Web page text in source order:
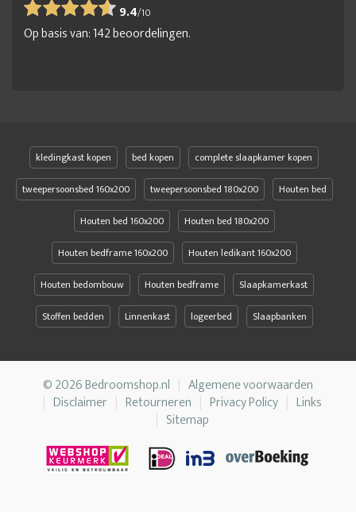
9.4/10
Op basis van:142beoordelingen.
kledingkast kopen bed kopen
complete slaapkamer kopen
tweepersoonsbed 160x200
tweepersoonsbed 180x200
Houten bed
Houten bed 160x200
Houten bed 180x200
Houten bedframe 160x200
Houten ledikant 160x200
Houten bedombouw
Houten bedframe
Slaapkamerkast
Stoffen bedden
Linnenkast logeerbed Slaapbanken
© 2026 Bedroomshop.nl
Algemene voorwaarden
Disclaimer
Retourneren Privacy Policy
Links
Sitemap